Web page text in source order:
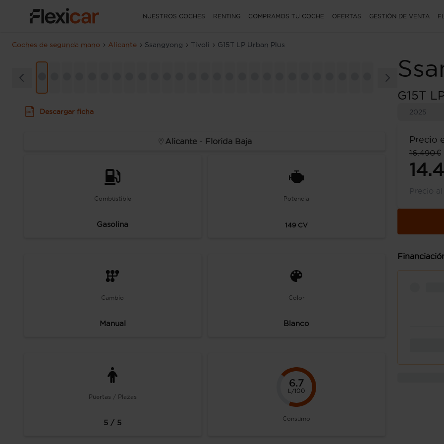
NUESTROS COCHES RENTING COMPRAMOS TU COCHE OFERTAS GESTIÓN DE VENTA
Coches de segunda mano Alicante Ssangyong Tivoli G15T LP Urban Plus
G15T
2025
Precio
16.490 €
Precio
Descargar ficha
Alicante - Florida Baja
Combustible
Gasolina
Potencia
149 CV
Cambio
Manual
Color
Blanco
Puertas / Plazas
5 / 5
6.7
L/100
Consumo